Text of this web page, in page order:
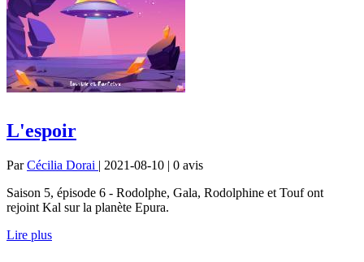
L'espoir
ParCécilia Dorai | 2021-08-10 | 0 avis
Saison 5, épisode 6 - Rodolphe, Gala, Rodolphine et Touf ont
rejoint Kal sur la planète Epura.
Lire plus